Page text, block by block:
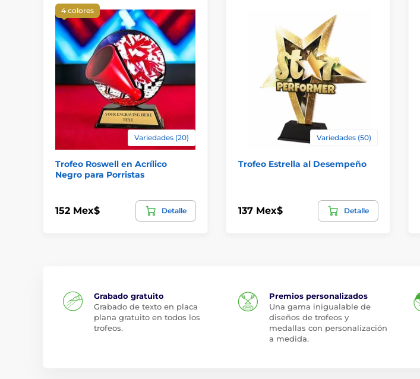
4 colores
Variedades (20)
Trofeo Roswell en Acrílico
Negro para Porristas
152 Mex$ Detalle
Variedades (50)
Trofeo Estrella al Desempeño
137 Mex$ Detalle
Grabado gratuito
Grabado de texto en placa
plana gratuito en todos los
trofeos.
Premios personalizados
Una gama inigualable de
diseños de trofeos y
medallas con personalización
a medida.